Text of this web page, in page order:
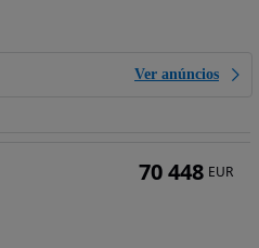
Ver anúncios
70 448 EUR